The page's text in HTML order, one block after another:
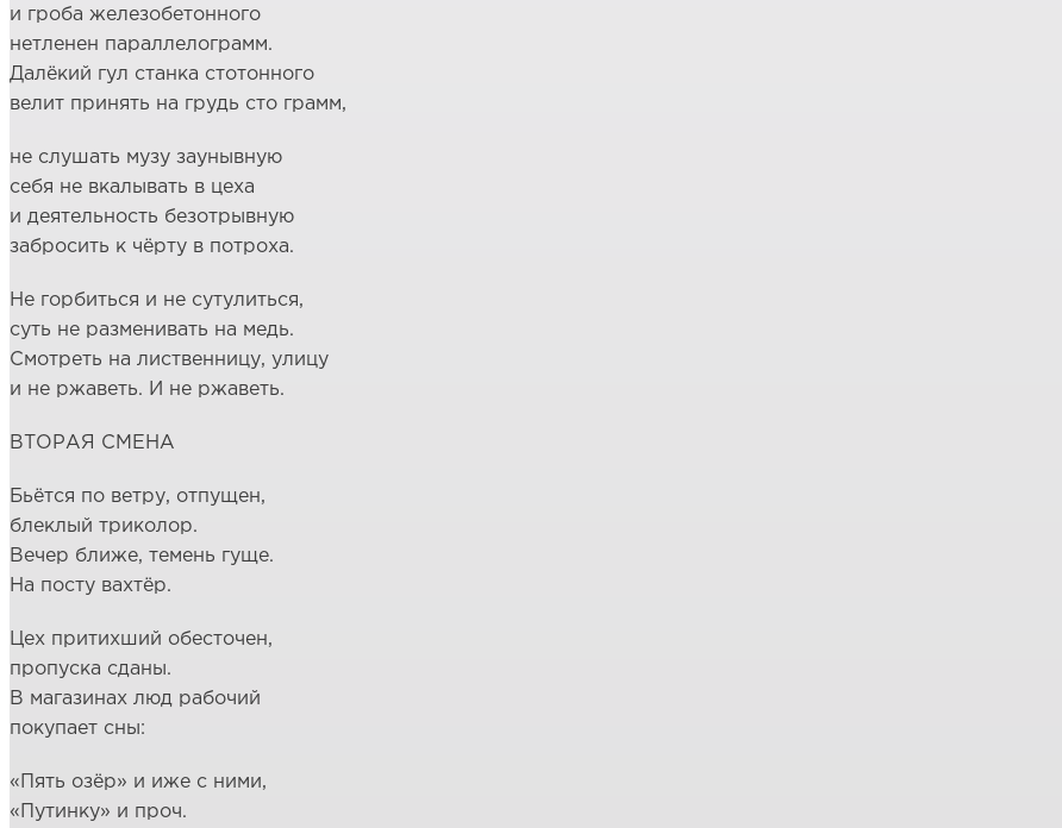
и гроба железобетонного
нетленен параллелограмм.
Далёкий гул станка стотонного
велит принять на грудь сто грамм,
не слушать музу заунывную
себя не вкалывать в цеха
и деятельность безотрывную
забросить к чёрту в потроха.
Не горбиться и не сутулиться,
суть не разменивать на медь.
Смотреть на лиственницу, улицу
и не ржаветь. И не ржаветь.
ВТОРАЯ СМЕНА
Бьётся по ветру, отпущен,
блеклый триколор.
Вечер ближе, темень гуще.
На посту вахтёр.
Цех притихший обесточен,
пропуска сданы.
В магазинах люд рабочий
покупает сны:
«Пять озёр» и иже с ними,
«Путинку» и проч.